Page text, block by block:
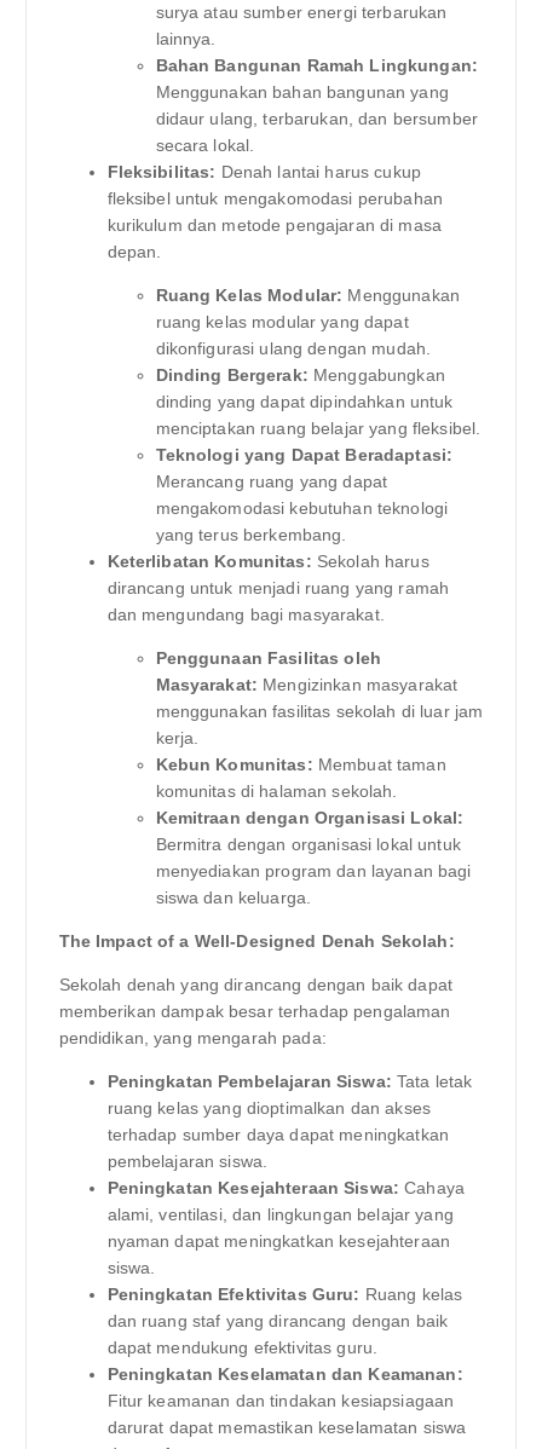
surya atau sumber energi terbarukan
lainnya.
Bahan Bangunan Ramah Lingkungan:
Menggunakan bahan bangunan yang
didaur ulang, terbarukan, dan bersumber
secara lokal.
Fleksibilitas: Denah lantai harus cukup
fleksibel untuk mengakomodasi perubahan
kurikulum dan metode pengajaran di masa
depan.
Ruang Kelas Modular: Menggunakan
ruang kelas modular yang dapat
dikonfigurasi ulang dengan mudah.
Dinding Bergerak: Menggabungkan
dinding yang dapat dipindahkan untuk
menciptakan ruang belajar yang fleksibel.
Teknologi yang Dapat Beradaptasi:
Merancang ruang yang dapat
mengakomodasi kebutuhan teknologi
yang terus berkembang.
Keterlibatan Komunitas: Sekolah harus
dirancang untuk menjadi ruang yang ramah
dan mengundang bagi masyarakat.
Penggunaan Fasilitas oleh
Masyarakat: Mengizinkan masyarakat
menggunakan fasilitas sekolah di luar jam
kerja.
Kebun Komunitas: Membuat taman
komunitas di halaman sekolah.
Kemitraan dengan Organisasi Lokal:
Bermitra dengan organisasi lokal untuk
menyediakan program dan layanan bagi
siswa dan keluarga.
The Impact of a Well-Designed Denah Sekolah:
Sekolah denah yang dirancang dengan baik dapat
memberikan dampak besar terhadap pengalaman
pendidikan, yang mengarah pada:
Peningkatan Pembelajaran Siswa: Tata letak
ruang kelas yang dioptimalkan dan akses
terhadap sumber daya dapat meningkatkan
pembelajaran siswa.
Peningkatan Kesejahteraan Siswa: Cahaya
alami, ventilasi, dan lingkungan belajar yang
nyaman dapat meningkatkan kesejahteraan
siswa.
Peningkatan Efektivitas Guru: Ruang kelas
dan ruang staf yang dirancang dengan baik
dapat mendukung efektivitas guru.
Peningkatan Keselamatan dan Keamanan:
Fitur keamanan dan tindakan kesiapsiagaan
darurat dapat memastikan keselamatan siswa